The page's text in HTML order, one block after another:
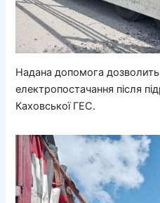
Надана допомога
електропостачання після
Каховської ГЕС.